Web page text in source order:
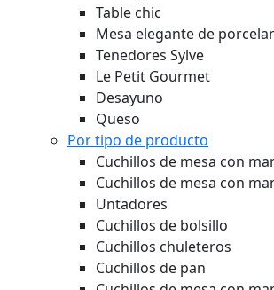
Table chic
Mesa elegante de
Tenedores Sylve
Le Petit Gourmet
Desayuno
Queso
Por tipo de producto
Cuchillos de mesa con
Cuchillos de mesa con
Untadores
Cuchillos de bolsillo
Cuchillos chuleteros
Cuchillos de pan